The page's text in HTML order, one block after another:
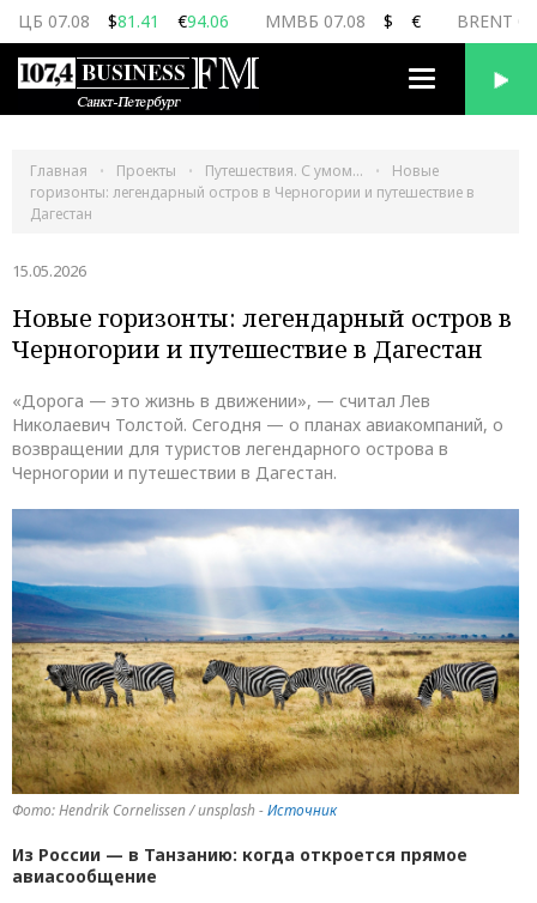
ЦБ 07.08 $81.41 €94.06 ММВБ 07.08 $ € BRENT
Переключить
Главная Проекты Путешествия. С умом...
Новые
горизонты: легендарный остров в Черногории и путешествие в
Дагестан
15.05.2026
Новые горизонты: легендарный остров в
Черногории и путешествие в Дагестан
«Дорога — это жизнь в движении», — считал Лев
Николаевич Толстой. Сегодня — о планах авиакомпаний, о
возвращении для туристов легендарного острова в
Черногории и путешествии в Дагестан.
Фото: Hendrik Cornelissen / unsplash -Источник
Из России — в Танзанию: когда откроется прямое
авиасообщение